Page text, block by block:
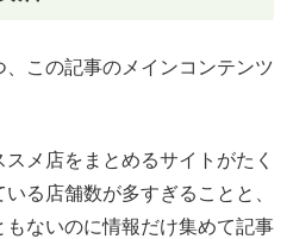
この記事のメインコンテンツ
メ店をまとめるサイトがたく
る店舗数が多すぎることと、
ないのに情報だけ集めて記事